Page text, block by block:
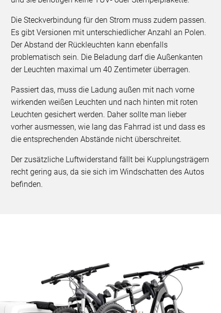
Die Steckverbindung für den Strom muss zudem passen.
Es gibt Versionen mit unterschiedlicher Anzahl an Polen.
Der Abstand der Rückleuchten kann ebenfalls
problematisch sein. Die Beladung darf die Außenkanten
der Leuchten maximal um 40 Zentimeter überragen.
Passiert das, muss die Ladung außen mit nach vorne
wirkenden weißen Leuchten und nach hinten mit roten
Leuchten gesichert werden. Daher sollte man lieber
vorher ausmessen, wie lang das Fahrrad ist und dass es
die entsprechenden Abstände nicht überschreitet.
Der zusätzliche Luftwiderstand fällt bei Kupplungsträgern
recht gering aus, da sie sich im Windschatten des Autos
befinden.